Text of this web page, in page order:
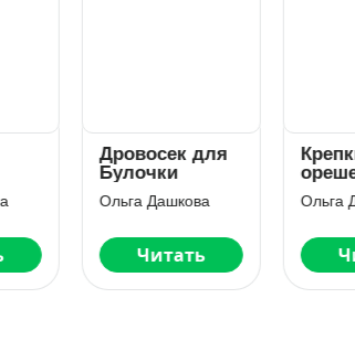
Дровосек для
Булочки
Ольга Дашкова
Читать
Крепкий
орешек
Ольга Дашкова
Читать